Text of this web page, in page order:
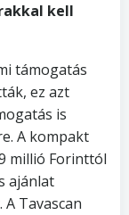
kell
támogatás
ez azt
is
A kompakt
millió Forinttól
ajánlat
Tavascan